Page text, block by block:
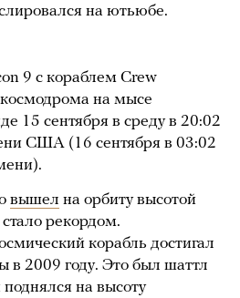
на ютьюбе.
9 с кораблем Crew
космодрома на мысе
15 сентября в среду в 20:02
США (16 сентября в 03:02
вышел на орбиту высотой
рекордом.
корабль достигал
в 2009 году. Это был шаттл
на высоту